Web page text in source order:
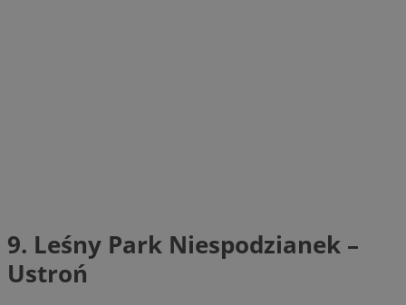
9. Leśny Park Niespodzianek –
Ustroń